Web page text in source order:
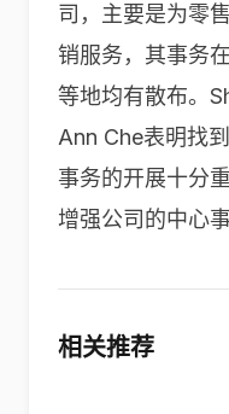
司，主要是为零
销服务，其事务
等地均有散布。
Ann Che表明找
事务的开展十分
增强公司的中心事
相关推荐